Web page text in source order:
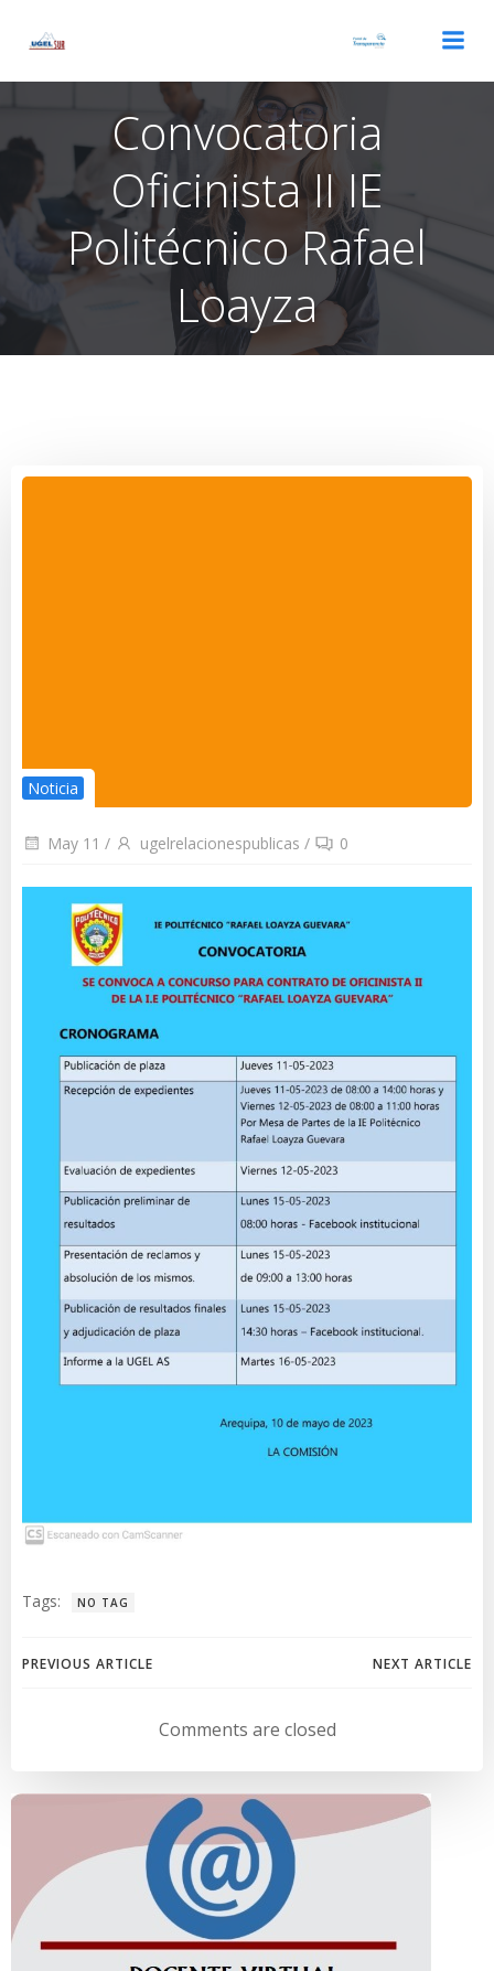
Convocatoria
Oficinista II IE
Politécnico Rafael
Loayza
Noticia
May 11 / ugelrelacionespublicas / 0
Tags: NO TAG
Navegación
entradas
PREVIOUS ARTICLE
Navegación
de
entradas
NEXT ARTICLE
Comments are closed